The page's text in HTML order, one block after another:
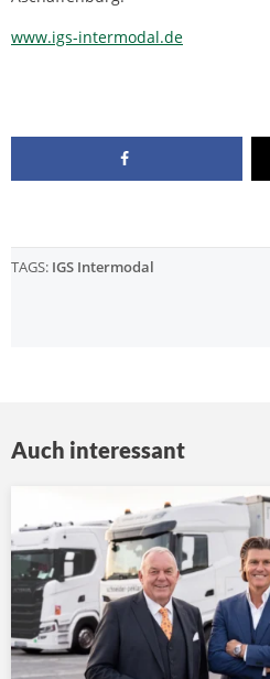
www.igs-intermodal.de
TAGS: IGS Intermodal
Auch interessant